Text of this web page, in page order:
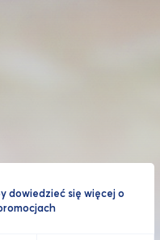
dowiedzieć się więcej o